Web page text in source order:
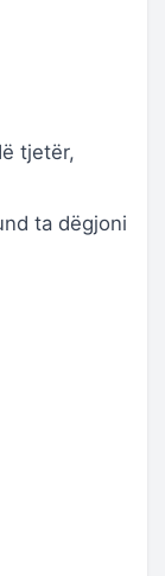
tjetër,
ta dëgjoni